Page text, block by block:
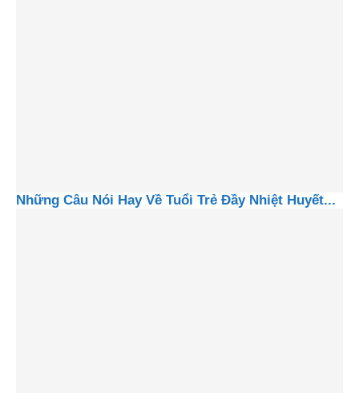
Những Câu Nói Hay Về Tuổi Trẻ Đầy Nhiệt Huyết...